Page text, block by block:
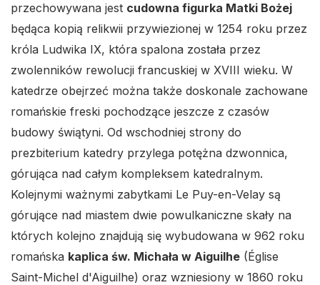
przechowywana jest cudowna figurka Matki Bożej
będąca kopią relikwii przywiezionej w 1254 roku przez
króla Ludwika IX, która spalona została przez
zwolenników rewolucji francuskiej w XVIII wieku. W
katedrze obejrzeć można także doskonale zachowane
romańskie freski pochodzące jeszcze z czasów
budowy świątyni. Od wschodniej strony do
prezbiterium katedry przylega potężna dzwonnica,
górująca nad całym kompleksem katedralnym.
Kolejnymi ważnymi zabytkami Le Puy-en-Velay są
górujące nad miastem dwie powulkaniczne skały na
których kolejno znajdują się wybudowana w 962 roku
romańska kaplica św. Michała w Aiguilhe (Église
Saint-Michel d'Aiguilhe) oraz wzniesiony w 1860 roku